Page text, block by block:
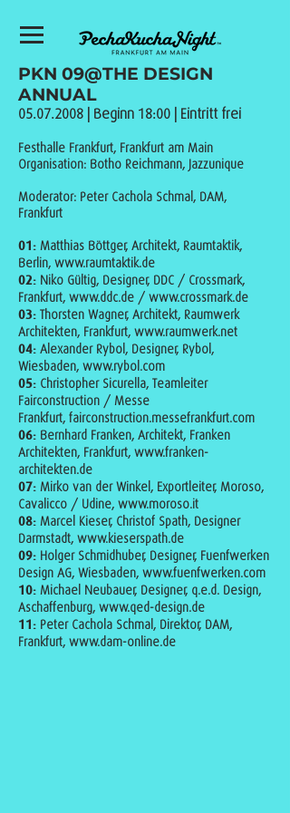
PKN 09@THE DESIGN
ANNUAL
05.07.2008 | Beginn 18:00 | Eintritt frei
Festhalle Frankfurt, Frankfurt am Main
Organisation: Botho Reichmann, Jazzunique
Moderator: Peter Cachola Schmal, DAM,
Frankfurt
01: Matthias Böttger, Architekt, Raumtaktik,
Berlin, www.raumtaktik.de
02: Niko Gültig, Designer, DDC / Crossmark,
Frankfurt, www.ddc.de / www.crossmark.de
03: Thorsten Wagner, Architekt, Raumwerk
Architekten, Frankfurt, www.raumwerk.net
04: Alexander Rybol, Designer, Rybol,
Wiesbaden, www.rybol.com
05: Christopher Sicurella, Teamleiter
Fairconstruction / Messe
Frankfurt, fairconstruction.messefrankfurt.com
06: Bernhard Franken, Architekt, Franken
Architekten, Frankfurt, www.franken-
architekten.de
07: Mirko van der Winkel, Exportleiter, Moroso,
Cavalicco / Udine, www.moroso.it
08: Marcel Kieser, Christof Spath, Designer
Darmstadt, www.kieserspath.de
09: Holger Schmidhuber, Designer, Fuenfwerken
Design AG, Wiesbaden, www.fuenfwerken.com
10: Michael Neubauer, Designer, q.e.d. Design,
Aschaffenburg, www.qed-design.de
11: Peter Cachola Schmal, Direktor, DAM,
Frankfurt, www.dam-online.de